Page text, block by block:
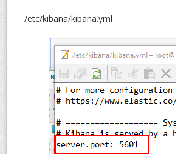
/etc/kibana/kibana.yml